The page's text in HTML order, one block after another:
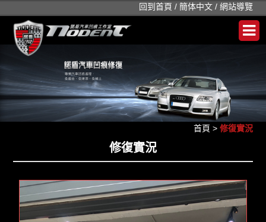
回到首頁 / 簡体中文/ 網站導覽
首頁 > 修復實況
修復實況